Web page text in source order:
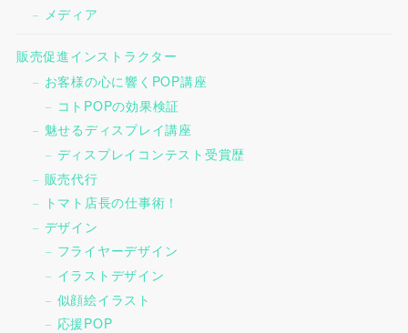
メディア
販売促進インストラクター
お客様の心に響くPOP講座
コトPOPの効果検証
魅せるディスプレイ講座
ディスプレイコンテスト受賞歴
販売代行
トマト店長の仕事術！
デザイン
フライヤーデザイン
イラストデザイン
似顔絵イラスト
応援POP